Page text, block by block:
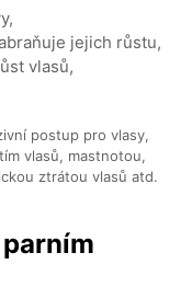
jejich růstu,
vlasů,
postup pro vlasy,
vlasů, mastnotou,
ztrátou vlasů atd.